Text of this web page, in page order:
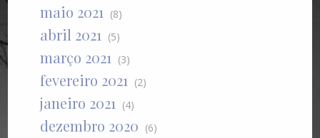
maio 2021 (8)
abril 2021 (5)
março 2021 (3)
fevereiro 2021 (2)
janeiro 2021 (4)
dezembro 2020 (6)